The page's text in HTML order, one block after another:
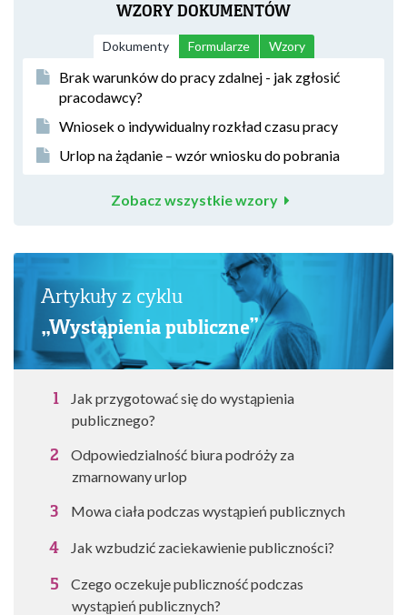
WZORY DOKUMENTÓW
Dokumenty Formularze Wzory
Brak warunków do pracy zdalnej - jak zgłosić
pracodawcy?
Wniosek o indywidualny rozkład czasu pracy
Urlop na żądanie – wzór wniosku do pobrania
Zobacz wszystkie wzory
Artykuły z cyklu
„Wystąpienia publiczne”
Jak przygotować się do wystąpienia
publicznego?
Odpowiedzialność biura podróży za
zmarnowany urlop
Mowa ciała podczas wystąpień publicznych
Jak wzbudzić zaciekawienie publiczności?
Czego oczekuje publiczność podczas
wystąpień publicznych?